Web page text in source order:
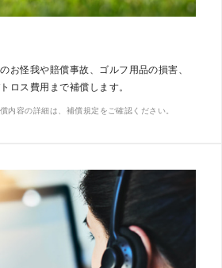
お怪我や賠償事故、ゴルフ用品の損害、
ロス費用まで補償します。
内容の詳細は、補償規定をご確認ください。